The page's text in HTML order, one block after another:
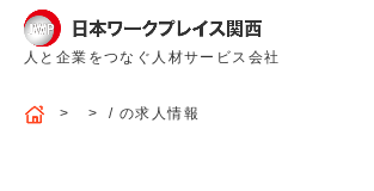
人と企業をつなぐ人材サービス会社
/ の求人情報